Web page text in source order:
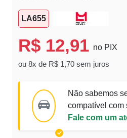
LA655
R$ 12,91 no PIX
ou 8x de R$ 1,70 sem juros
Não sabemos
compatível com
Fale com um